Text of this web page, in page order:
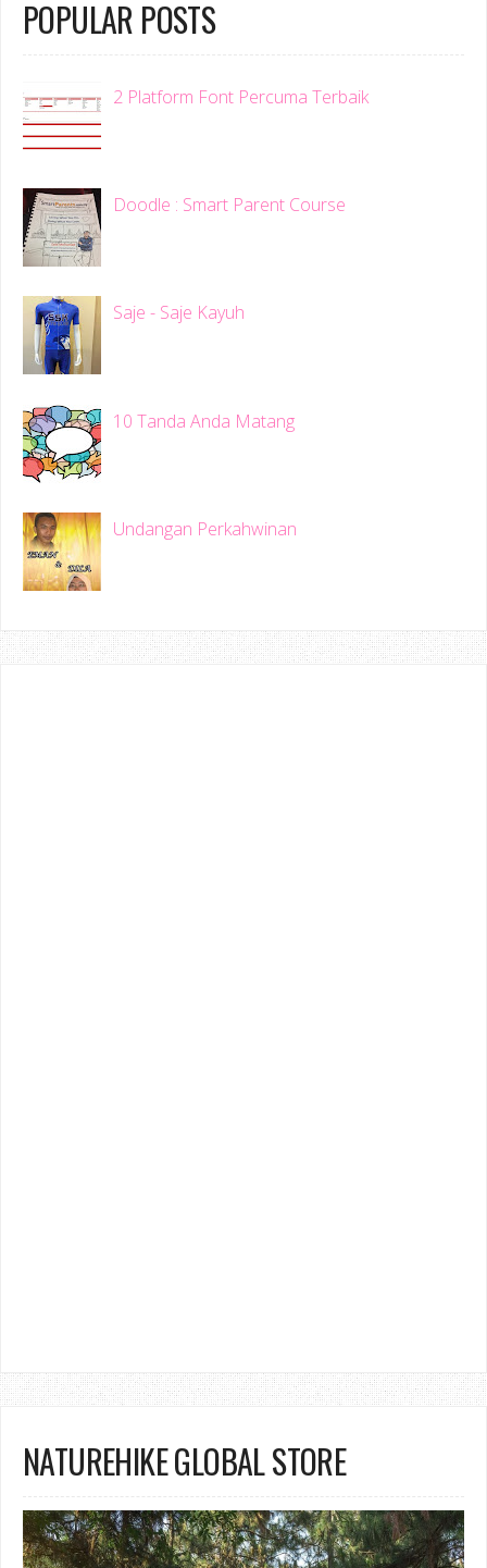
POPULAR POSTS
2 Platform Font Percuma Terbaik
Doodle : Smart Parent Course
Saje - Saje Kayuh
10 Tanda Anda Matang
Undangan Perkahwinan
NATUREHIKE GLOBAL STORE